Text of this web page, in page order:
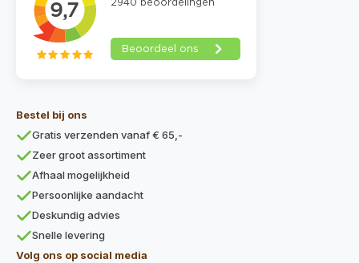
Bestel bij ons
Gratis verzenden vanaf € 65,-
Zeer groot assortiment
Afhaal mogelijkheid
Persoonlijke aandacht
Deskundig advies
Snelle levering
Volg ons op social media